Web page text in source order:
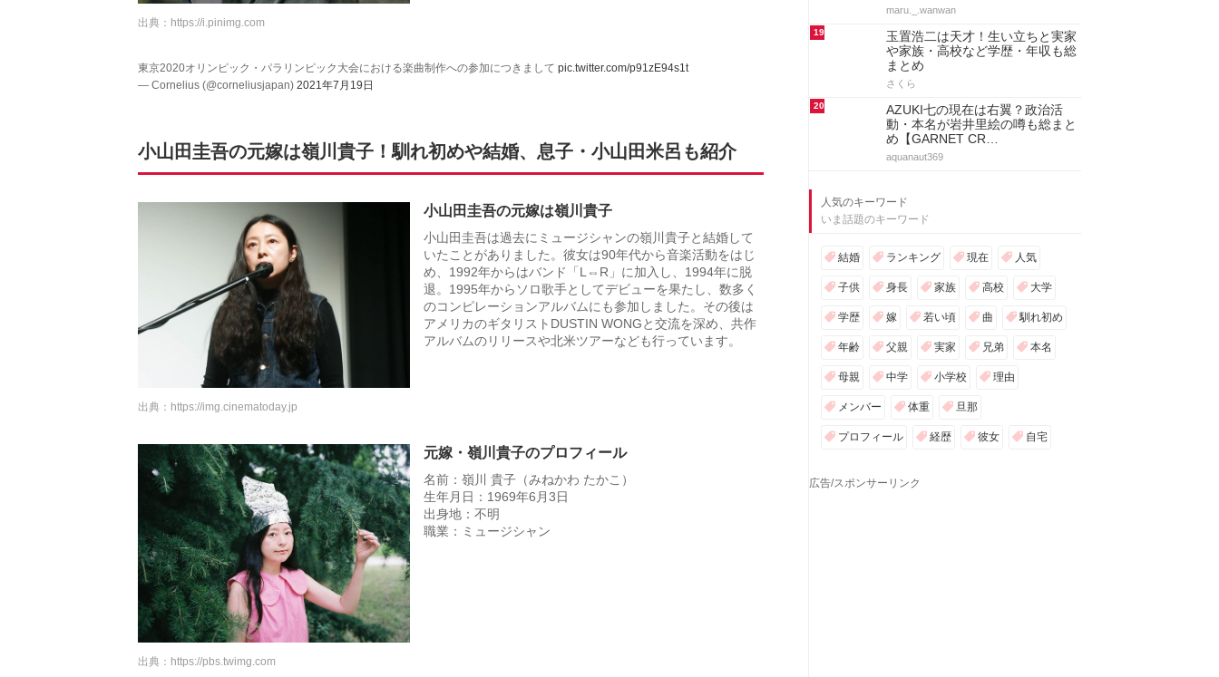
出典： https://i.pinimg.com
東京2020オリンピック・パラリンピック大会における楽曲制作への参加につきまして pic.twitter.com/p91zE94s1t
— Cornelius (@corneliusjapan) 2021年7月19日
小山田圭吾の元嫁は嶺川貴子！馴れ初めや結婚、息子・小山田米呂も紹介
小山田圭吾の元嫁は嶺川貴子
小山田圭吾は過去にミュージシャンの嶺川貴子と結婚して
いたことがありました。彼女は90年代から音楽活動をはじ
め、1992年からはバンド「L⇔R」に加入し、1994年に脱
退。1995年からソロ歌手としてデビューを果たし、数多く
のコンピレーションアルバムにも参加しました。その後は
アメリカのギタリストDUSTIN WONGと交流を深め、共作
アルバムのリリースや北米ツアーなども行っています。
出典： https://img.cinematoday.jp
元嫁・嶺川貴子のプロフィール
名前：嶺川 貴子（みねかわ たかこ）
生年月日：1969年6月3日
出身地：不明
職業：ミュージシャン
出典： https://pbs.twimg.com
maru._.wanwan
19
玉置浩二は天才！生い立ちと実家
や家族・高校など学歴・年収も総
まとめ
さくら
20
AZUKI七の現在は右翼？政治活
動・本名が岩井里絵の噂も総まと
め【GARNET CR…
aquanaut369
人気のキーワード
いま話題のキーワード
結婚 ランキング 現在 人気
子供 身長 家族 高校 大学
学歴 嫁 若い頃 曲 馴れ初め
年齢 父親 実家 兄弟 本名
母親 中学 小学校 理由
メンバー 体重 旦那
プロフィール 経歴 彼女 自宅
広告/スポンサーリンク